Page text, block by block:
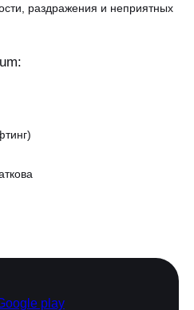
раздражения и неприятных